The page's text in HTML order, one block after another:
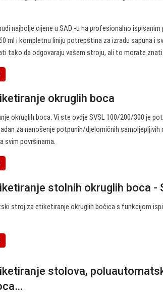
najbolje cijene u SAD -u na profesionalno
ml i kompletnu liniju potrepština za izradu sapuna i
tako da odgovaraju vašem stroju, ali to morate znati
okruglih boca
okruglih boca. Vi ste ovdje SVSL 100/200/300 je
za nanošenje potpunih/djelomičnih
svim površinama.
stolnih okruglih boca -
stroj za etiketiranje okruglih bočica s funkcijom
stolova,